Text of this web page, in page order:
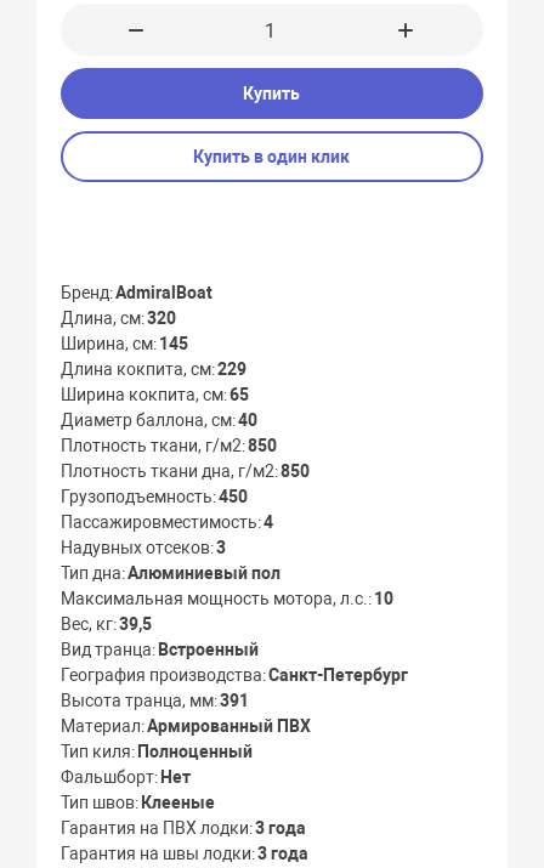
Купить
Купить в один клик
Бренд AdmiralBoat
Длина, см 320
Ширина, см 145
Длина кокпита, см 229
Ширина кокпита, см 65
Диаметр баллона, см 40
Плотность ткани, г/м2 850
Плотность ткани дна, г/м2 850
Грузоподъемность 450
Пассажировместимость 4
Надувных отсеков 3
Тип дна Алюминиевый пол
Максимальная мощность мотора, л.с. 10
Вес, кг 39,5
Вид транца Встроенный
География производства Санкт-Петербург
Высота транца, мм 391
Материал Армированный ПВХ
Тип киля Полноценный
Фальшборт Нет
Тип швов Клееные
Гарантия на ПВХ лодки 3 года
Гарантия на швы лодки 3 года